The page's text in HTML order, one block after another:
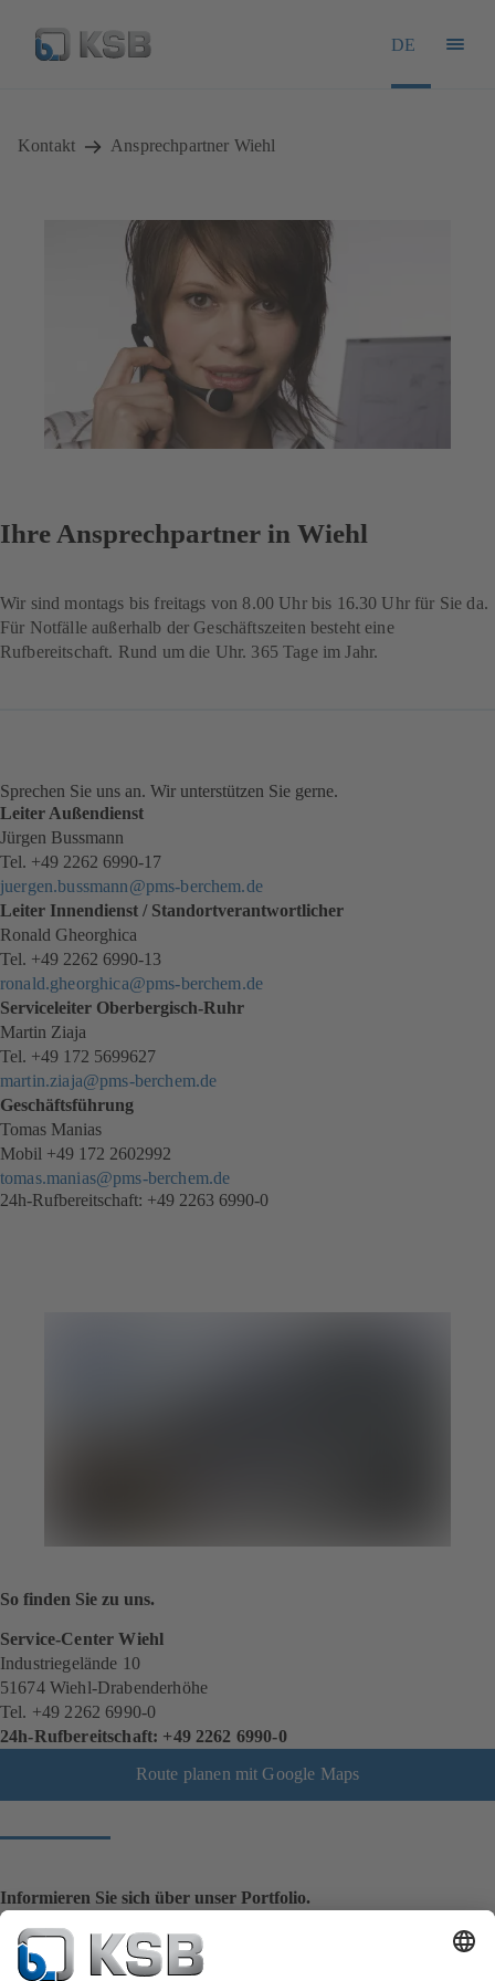
DE
Kontakt Ansprechpartner Wiehl
Ihre Ansprechpartner in Wiehl
Wir sind montags bis freitags von 8.00 Uhr bis 16.30 Uhr für Sie da.
Für Notfälle außerhalb der Geschäftszeiten besteht eine
Rufbereitschaft. Rund um die Uhr. 365 Tage im Jahr.
Sprechen Sie uns an. Wir unterstützen Sie gerne.
Leiter Außendienst
Jürgen Bussmann
Tel. +49 2262 6990-17
juergen.bussmann@pms-berchem.de
Leiter Innendienst / Standortverantwortlicher
Ronald Gheorghica
Tel. +49 2262 6990-13
ronald.gheorghica@pms-berchem.de
Serviceleiter Oberbergisch-Ruhr
Martin Ziaja
Tel. +49 172 5699627
martin.ziaja@pms-berchem.de
Geschäftsführung
Tomas Manias
Mobil +49 172 2602992
tomas.manias@pms‐berchem.de
24h-Rufbereitschaft: +49 2263 6990-0
So finden Sie zu uns.
Service-Center Wiehl
Industriegelände 10
51674 Wiehl-Drabenderhöhe
Tel. +49 2262 6990-0
24h-Rufbereitschaft: +49 2262 6990-0
Route planen mit Google Maps
Informieren Sie sich über unser Portfolio.
Service-Center kennenlernen